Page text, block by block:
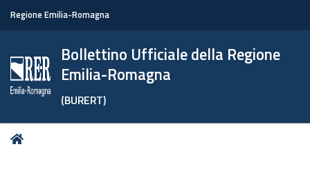
Regione Emilia-Romagna
Bollettino Ufficiale della Regione
Emilia-Romagna
(BURERT)
Tu